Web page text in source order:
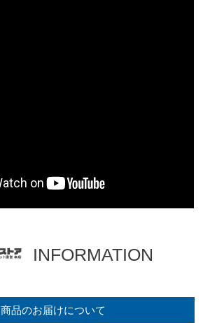
INFORMATION
商品のお届けについて